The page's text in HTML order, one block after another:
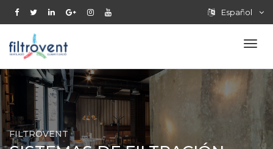
Español
FILTROVENT